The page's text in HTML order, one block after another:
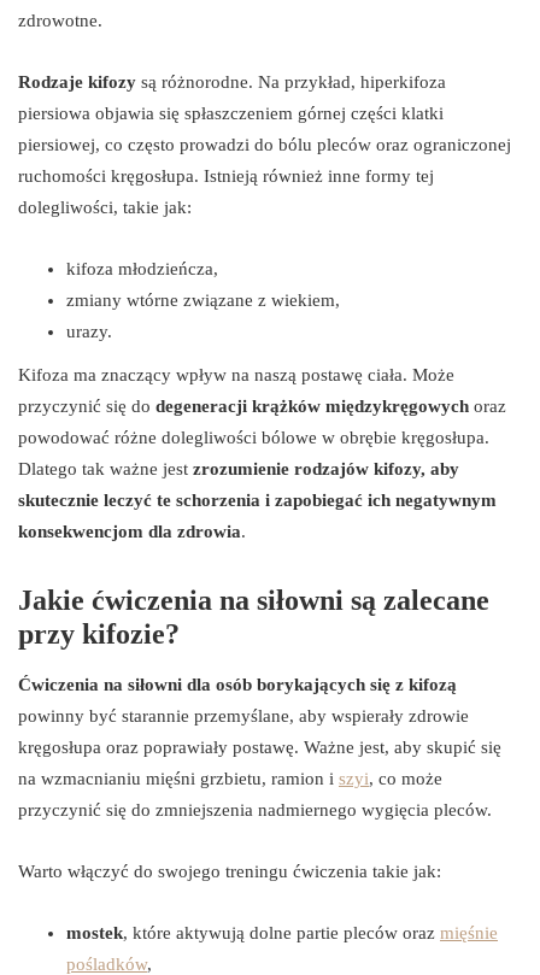
zdrowotne.
Rodzaje kifozy są różnorodne. Na przykład, hiperkifoza
piersiowa objawia się spłaszczeniem górnej części klatki
piersiowej, co często prowadzi do bólu pleców oraz ograniczonej
ruchomości kręgosłupa. Istnieją również inne formy tej
dolegliwości, takie jak:
kifoza młodzieńcza,
zmiany wtórne związane z wiekiem,
urazy.
Kifoza ma znaczący wpływ na naszą postawę ciała. Może
przyczynić się do degeneracji krążków międzykręgowych oraz
powodować różne dolegliwości bólowe w obrębie kręgosłupa.
Dlatego tak ważne jest zrozumienie rodzajów kifozy, aby
skutecznie leczyć te schorzenia i zapobiegać ich negatywnym
konsekwencjom dla zdrowia.
Jakie ćwiczenia na siłowni są zalecane
przy kifozie?
Ćwiczenia na siłowni dla osób borykających się z kifozą
powinny być starannie przemyślane, aby wspierały zdrowie
kręgosłupa oraz poprawiały postawę. Ważne jest, aby skupić się
na wzmacnianiu mięśni grzbietu, ramion i szyi, co może
przyczynić się do zmniejszenia nadmiernego wygięcia pleców.
Warto włączyć do swojego treningu ćwiczenia takie jak:
mostek, które aktywują dolne partie pleców oraz mięśnie
pośladków,